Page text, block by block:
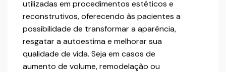
utilizadas em procedimentos estéticos e
reconstrutivos, oferecendo às pacientes a
possibilidade de transformar a aparência,
resgatar a autoestima e melhorar sua
qualidade de vida. Seja em casos de
aumento de volume, remodelação ou